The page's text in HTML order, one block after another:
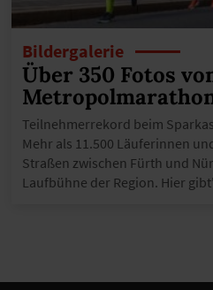
Bildergalerie
Über 350 Fotos
Teilnehmerrekord beim
Mehr als 11.500 Läuferinnen
Straßen zwischen Fürth und
Laufbühne der Region. Hier